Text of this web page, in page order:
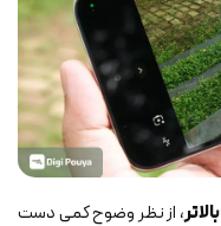
بالاتر، از نظر وضوح کمی دست